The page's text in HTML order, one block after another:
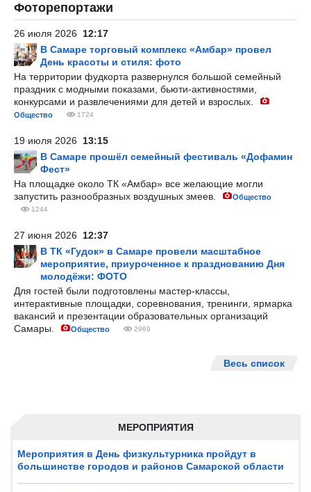
МЕРОПРИЯТИЯ
Мероприятия в День физкультурника пройдут в
большинстве городов и районов Самарской области
Фоторепортажи
26 июля 2026 12:17
В Самаре торговый комплекс «Амбар» провел
День красоты и стиля: фото
На территории фудкорта развернулся большой семейный
праздник с модными показами, бьюти-активностями,
конкурсами и развлечениями для детей и взрослых.
Общество 1724
19 июля 2026 13:15
В Самаре прошёл семейный фестиваль «Дофамин
Фест»
На площадке около ТК «Амбар» все желающие могли
запустить разнообразных воздушных змеев.
Общество
1244
27 июня 2026 12:37
В ТК «Гудок» в Самаре провели масштабное
мероприятие, приуроченное к празднованию Дня
молодёжи: ФОТО
Для гостей были подготовлены мастер-классы,
интерактивные площадки, соревнования, тренинги, ярмарка
вакансий и презентации образовательных организаций
Самары.
Общество 2969
Весь список